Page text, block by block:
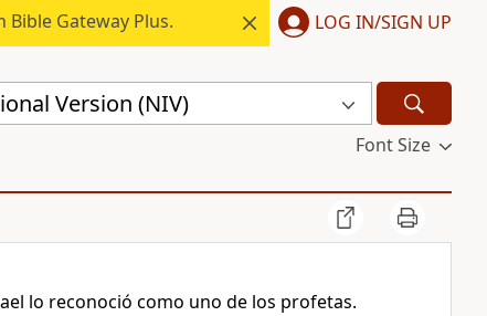
Bible Gateway Plus. LOG IN/SIGN UP
Version (NIV)
Font Size
lo reconoció como uno de los profetas.